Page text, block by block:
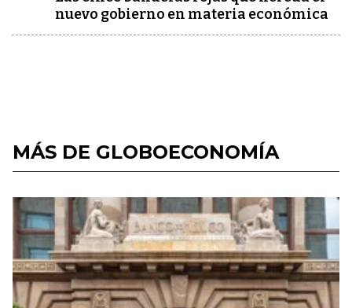
nuevo gobierno en materia económica
MÁS DE GLOBOECONOMÍA